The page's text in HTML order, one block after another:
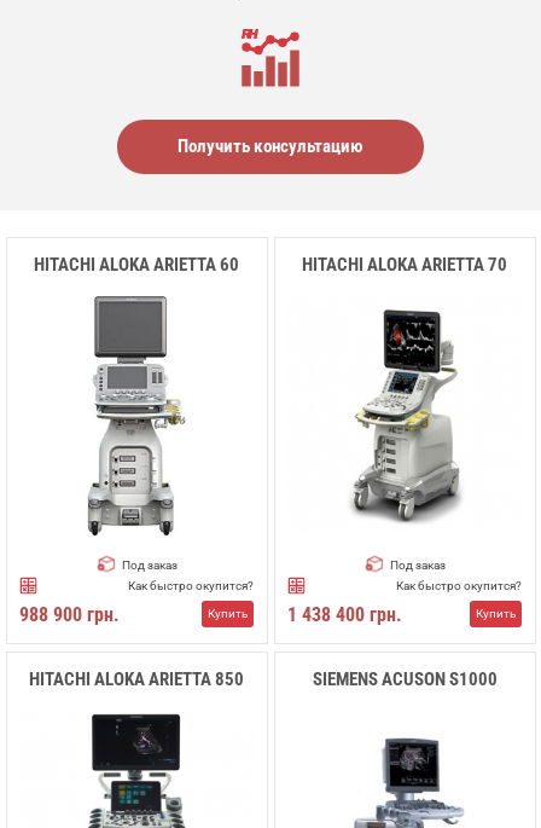
Получить консультацию
HITACHI ALOKA ARIETTA 60
Под заказ
Как быстро окупится?
988 900 грн. Купить
HITACHI ALOKA ARIETTA 70
Под заказ
Как быстро окупится?
1 438 400 грн. Купить
HITACHI ALOKA ARIETTA 850 SIEMENS ACUSON S1000